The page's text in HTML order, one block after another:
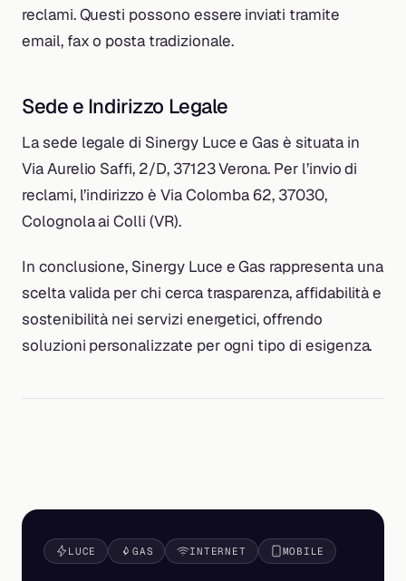
reclami. Questi possono essere inviati tramite
email, fax o posta tradizionale.
Sede e Indirizzo Legale
La sede legale di Sinergy Luce e Gas è situata in
Via Aurelio Saffi, 2/D, 37123 Verona. Per l’invio di
reclami, l’indirizzo è Via Colomba 62, 37030,
Colognola ai Colli (VR).
In conclusione, Sinergy Luce e Gas rappresenta una
scelta valida per chi cerca trasparenza, affidabilità e
sostenibilità nei servizi energetici, offrendo
soluzioni personalizzate per ogni tipo di esigenza.
LUCE GAS INTERNET MOBILE